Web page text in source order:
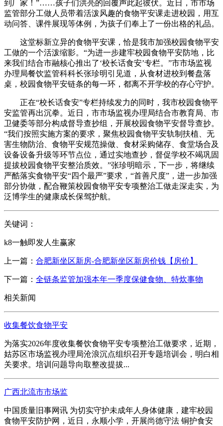
到厂家！”……孩子们洪亮的回覆声此起彼伏。近日，市市场
监管部分工做人员带着活泼风趣的食物平安课走进校园，用互
动问答、课件展现等体例，为孩子们奉上了一份出格的礼品。
这堂标新立异的食物平安课，恰是我市加强校园食物平安
工做的一个活泼缩影。“为进一步建牢校园食物平安防地，比
来我们结合市融核心推出了‘校长话食安’专栏。”市市场监视
办理局餐饮监管科科长张珍明引见道，从食材进校到餐盘落
桌，校园食物平安链条的每一环，都离不开学校的存心守护。
正在“校长话食安”专栏持续发力的同时，我市校园食物平
安监管再出沉拳。近日，市市场监视办理局结合市教育局、市
卫健委等部分构成督导查抄组，开展校园食物平安督导查抄。
“我们按照实施方案的要求，聚焦校园食物平安轨制扶植、无
害生物防治、食物平安规范操做、食材采购储存、食堂场合及
设备设备升级等环节点位，通过实地查抄，督促学校不竭巩固
提拔校园食物平安整治质效。”张珍明暗示，下一步，将继续
严酷落实食物平安“四个最严”要求，“首善尺度”，进一步加强
部分协做，配合鞭策校园食物平安专项整治工做走深走实，为
泛博学生的健康成长保驾护航。
关键词：
k8一触即发人生赢家
上一篇： 合肥新坐区新房-合肥新坐区新房价钱【房价】
下一篇： 全链条监管加强本年一季度保健食物、特炊事物
相关新闻
收集餐饮食物平安
为落实2026年度收集餐饮食物平安专项整治工做要求，近期，
姑苏区市场监视办理局沧浪沉点组织召开专题培训会，明白相
关要求。培训问题导向取整改提拔...
广西北流市市场监
中国质量旧事网讯 为切实守护未成年人身体健康，建牢校园
食物平安防护网，近日，永顺小学，开展尚德守法 铜护食安